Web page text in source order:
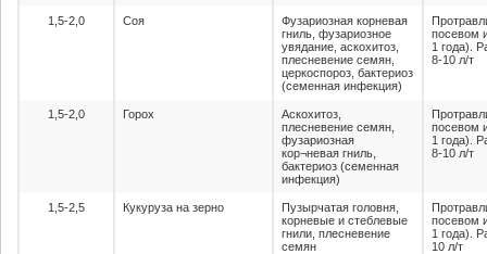
1,5-2,0 Соя
Фузариозная корневая
гниль, фузариозное
увядание, аскохитоз,
плесневение семян,
церкоспороз, бактериоз
(семенная инфекция)
посевом
1 года).
8-10 л/т
1,5-2,0 Горох
Аскохитоз,
плесневение семян,
фузариозная
кор¬невая гниль,
бактериоз (семенная
инфекция)
посевом
1 года).
8-10 л/т
1,5-2,5 Кукуруза на зерно
Пузырчатая головня,
корневые и стеблевые
гнили, плесневение
семян
посевом
1 года).
10 л/т